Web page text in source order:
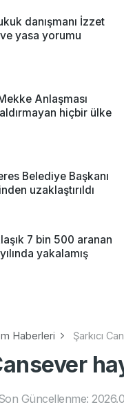
danışmanı İzzet
yasa yorumu
Anlaşması
hiçbir ülke
Belediye Başkanı
uzaklaştırıldı
7 bin 500 aranan
yakalamış
Haberleri Şarkıcı
Güncellenme: